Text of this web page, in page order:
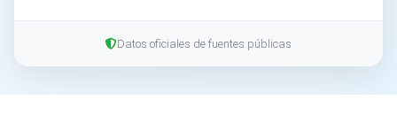
Datos oficiales de fuentes públicas